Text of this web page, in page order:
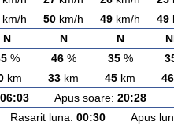
km/h 50 km/h 49 km/h 49
N N N
% 46% 35%
km 33 km 45 km 46
06:03 Apus soare: 20:28
luna: 00:30 Apus